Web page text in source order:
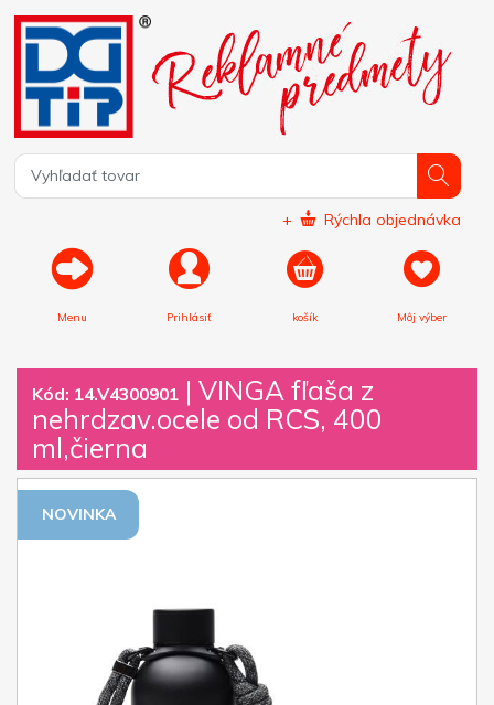
+ Rýchla objednávka
Menu Prihlásiť košík Môj výber
Kód: 14.V4300901 | VINGA fľaša z
nehrdzav.ocele od RCS, 400
ml,čierna
NOVINKA